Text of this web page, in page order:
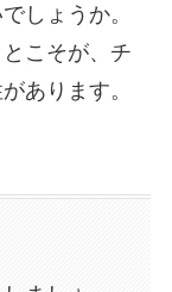
しょうか。
こそが、チ
あります。